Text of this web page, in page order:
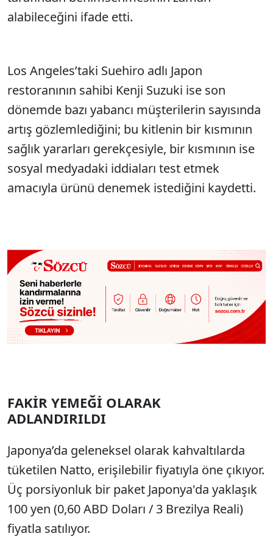
alabileceğini ifade etti.
Los Angeles’taki Suehiro adlı Japon
restoranının sahibi Kenji Suzuki ise son
dönemde bazı yabancı müşterilerin sayısında
artış gözlemlediğini; bu kitlenin bir kısmının
sağlık yararları gerekçesiyle, bir kısmının ise
sosyal medyadaki iddiaları test etmek
amacıyla ürünü denemek istediğini kaydetti.
FAKİR YEMEĞİ OLARAK
ADLANDIRILDI
Japonya’da geleneksel olarak kahvaltılarda
tüketilen Natto, erişilebilir fiyatıyla öne çıkıyor.
Üç porsiyonluk bir paket Japonya'da yaklaşık
100 yen (0,60 ABD Doları / 3 Brezilya Reali)
fiyatla satılıyor.